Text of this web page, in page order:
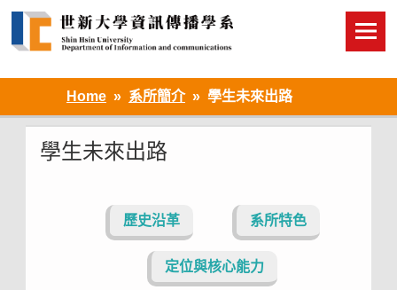
Home 系所簡介 學生未來出路
學生未來出路
歷史沿革 系所特色
定位與核心能力